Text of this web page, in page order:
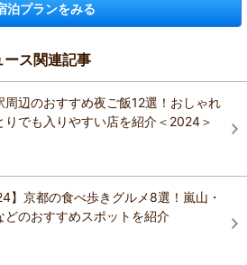
泊プランをみる
ス関連記事
周辺のおすすめ夜ご飯12選！おしゃれ
りでも入りやすい店を紹介＜2024＞
】京都の食べ歩きグルメ8選！嵐山・
どのおすすめスポットを紹介